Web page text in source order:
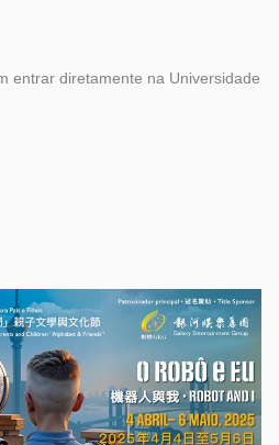
entrar diretamente na Universidade